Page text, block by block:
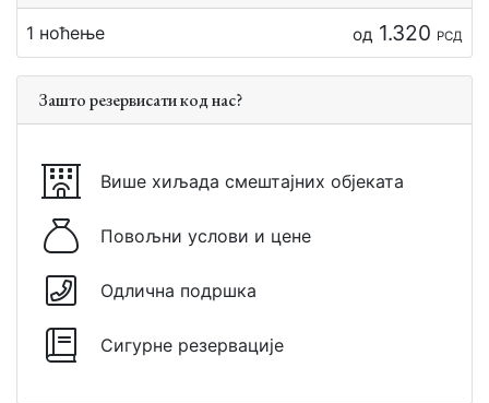
1 ноћење од 1.320 РСД
Зашто резервисати код нас?
Више хиљада смештајних објеката
Повољни услови и цене
Одлична подршка
Сигурне резервације